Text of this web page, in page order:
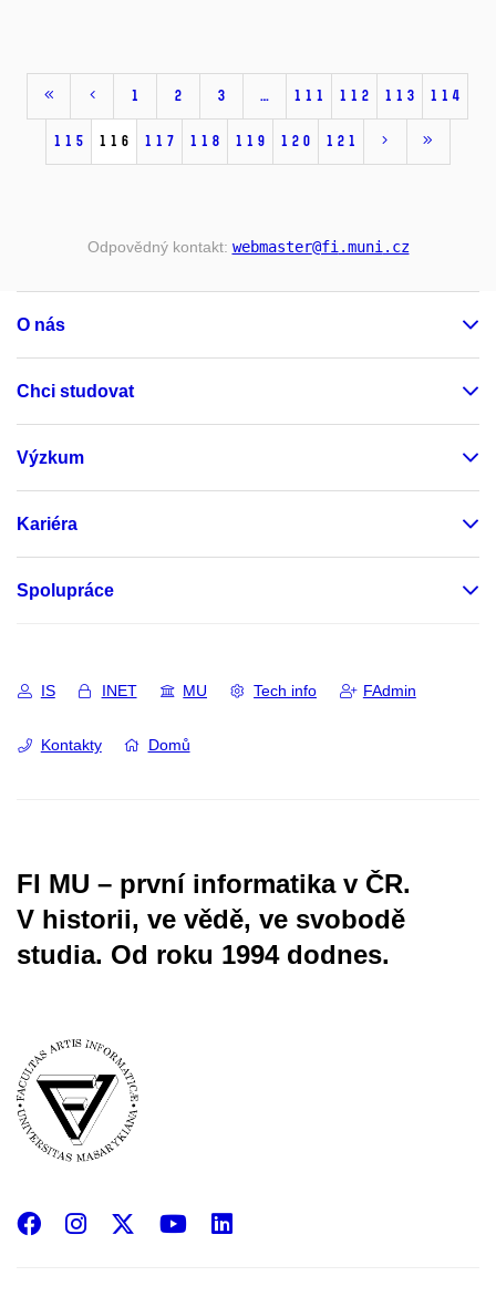
1 2 3 … 111 112 113 114
115 116 117 118 119 120 121
Odpovědný kontakt: webmaster@fi .muni .cz
O nás
Chci studovat
Výzkum
Kariéra
Spolupráce
IS INET MU Tech info FAdmin
Kontakty Domů
FI MU – první informatika v ČR.
V historii, ve vědě, ve svobodě
studia. Od roku 1994 dodnes.
Facebook
InstagramYouTube